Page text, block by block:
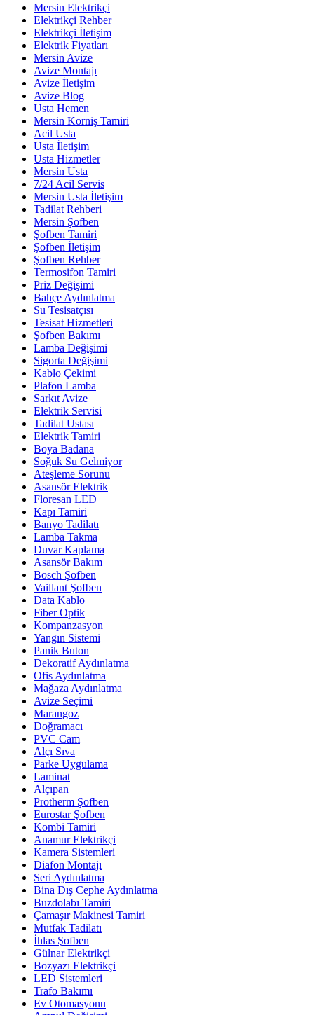
Mersin Elektrikçi
Elektrikçi Rehber
Elektrikçi İletişim
Elektrik Fiyatları
Mersin Avize
Avize Montajı
Avize İletişim
Avize Blog
Usta Hemen
Mersin Korniş Tamiri
Acil Usta
Usta İletişim
Usta Hizmetler
Mersin Usta
7/24 Acil Servis
Mersin Usta İletişim
Tadilat Rehberi
Mersin Şofben
Şofben Tamiri
Şofben İletişim
Şofben Rehber
Termosifon Tamiri
Priz Değişimi
Bahçe Aydınlatma
Su Tesisatçısı
Tesisat Hizmetleri
Şofben Bakımı
Lamba Değişimi
Sigorta Değişimi
Kablo Çekimi
Plafon Lamba
Sarkıt Avize
Elektrik Servisi
Tadilat Ustası
Elektrik Tamiri
Boya Badana
Soğuk Su Gelmiyor
Ateşleme Sorunu
Asansör Elektrik
Floresan LED
Kapı Tamiri
Banyo Tadilatı
Lamba Takma
Duvar Kaplama
Asansör Bakım
Bosch Şofben
Vaillant Şofben
Data Kablo
Fiber Optik
Kompanzasyon
Yangın Sistemi
Panik Buton
Dekoratif Aydınlatma
Ofis Aydınlatma
Mağaza Aydınlatma
Avize Seçimi
Marangoz
Doğramacı
PVC Cam
Alçı Sıva
Parke Uygulama
Laminat
Alçıpan
Protherm Şofben
Eurostar Şofben
Kombi Tamiri
Anamur Elektrikçi
Kamera Sistemleri
Diafon Montajı
Seri Aydınlatma
Bina Dış Cephe Aydınlatma
Buzdolabı Tamiri
Çamaşır Makinesi Tamiri
Mutfak Tadilatı
İhlas Şofben
Gülnar Elektrikçi
Bozyazı Elektrikçi
LED Sistemleri
Trafo Bakımı
Ev Otomasyonu